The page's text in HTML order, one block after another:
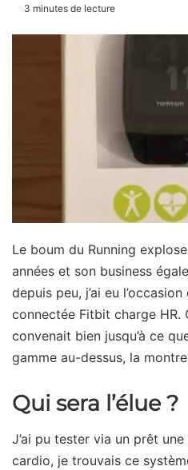
3 minutes de lecture
Le boum du Running
années et son business
depuis peu, j’ai eu
connectée Fitbit charge HR.
convenait bien jusqu’à ce
gamme au-dessus, la montre
Qui sera l’élue ?
J’ai pu tester via un prêt
cardio, je trouvais ce